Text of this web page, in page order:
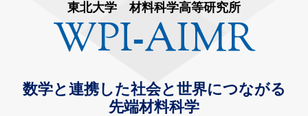
東北大学 材料科学高等研究所
WPI-AIMR
数学と連携した社会と世界につながる
先端材料科学